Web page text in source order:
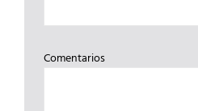
Comentarios